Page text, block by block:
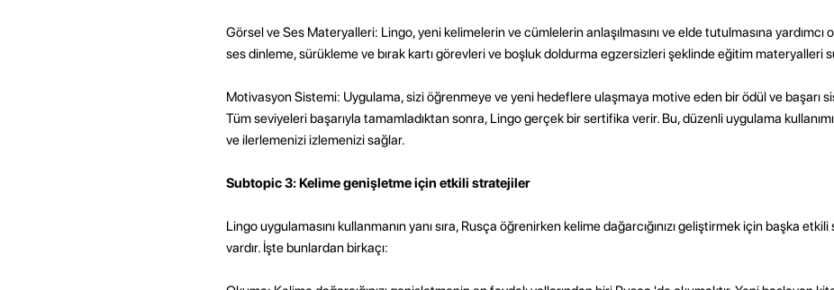
Görsel ve Ses Materyalleri: Lingo, yeni kelimelerin ve cümlelerin anlaşılmasını ve elde tutulmasına yardımcı
ses dinleme, sürükleme ve bırak kartı görevleri ve boşluk doldurma egzersizleri şeklinde eğitim materyalleri
Motivasyon Sistemi: Uygulama, sizi öğrenmeye ve yeni hedeflere ulaşmaya motive eden bir ödül ve başarı
Tüm seviyeleri başarıyla tamamladıktan sonra, Lingo gerçek bir sertifika verir. Bu, düzenli uygulama
ve ilerlemenizi izlemenizi sağlar.
Subtopic 3: Kelime genişletme için etkili stratejiler
Lingo uygulamasını kullanmanın yanı sıra, Rusça öğrenirken kelime dağarcığınızı geliştirmek için başka
vardır. İşte bunlardan birkaçı: